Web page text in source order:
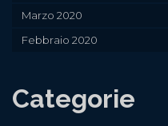
Marzo 2020
Febbraio 2020
Categorie